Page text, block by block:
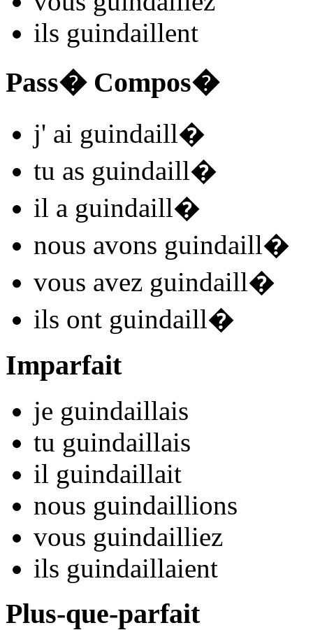
ils guindaillent
Pass� Compos�
j' ai guindaill�
tu as guindaill�
il a guindaill�
nous avons guindaill�
vous avez guindaill�
ils ont guindaill�
Imparfait
je guindaillais
tu guindaillais
il guindaillait
nous guindaillions
vous guindailliez
ils guindaillaient
Plus-que-parfait